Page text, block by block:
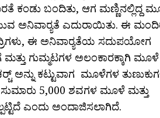
ಕಂಡು ಬಂದಿತು, ಆಗ ಮಣ್ಣಿನಲ್ಲಿದ್ದ
ಅನಿವಾರ‍್ಯತೆ ಎದುರಾಯಿತು. ಈ
ಈ ಅನಿವಾರ‍್ಯತೆಯ ಸದುಪಯೋಗ
ಗುಮ್ಮಟಗಳ ಅಲಂಕಾರಕ್ಕಾಗಿ ಮೂಳೆ
ಅನ್ನು ಕಟ್ಟುವಾಗ ಮೂಳೆಗಳ
5,000 ಶವಗಳ ಮೂಳೆ ಮತ್ತು
ಎಂದು ಅಂದಾಜಿಸಲಾಗಿದೆ.